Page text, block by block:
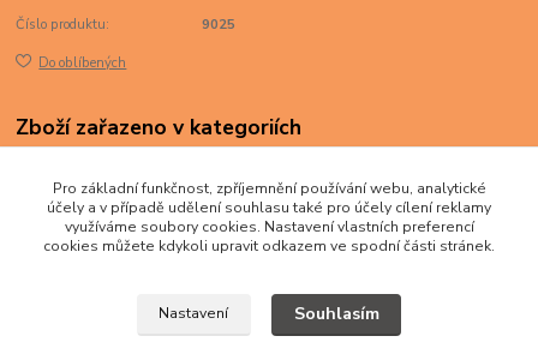
Číslo produktu: 9025
Do oblíbených
Zboží zařazeno v kategoriích
Německo
Pro základní funkčnost, zpříjemnění používání webu, analytické
účely a v případě udělení souhlasu také pro účely cílení reklamy
využíváme soubory cookies. Nastavení vlastních preferencí
cookies můžete kdykoli upravit odkazem ve spodní části stránek.
Nastavení Souhlasím